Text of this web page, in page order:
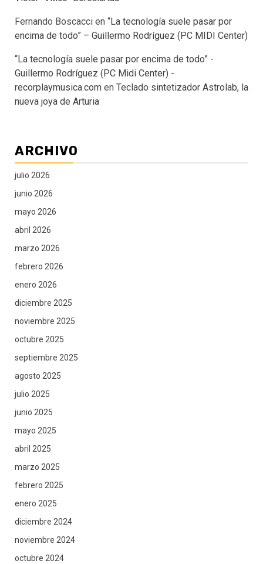
Fernando Boscacci en “La tecnología suele pasar por
encima de todo” – Guillermo Rodríguez (PC MIDI Center)
“La tecnología suele pasar por encima de todo” -
Guillermo Rodríguez (PC Midi Center) -
recorplaymusica.com en Teclado sintetizador Astrolab, la
nueva joya de Arturia
ARCHIVO
julio 2026
junio 2026
mayo 2026
abril 2026
marzo 2026
febrero 2026
enero 2026
diciembre 2025
noviembre 2025
octubre 2025
septiembre 2025
agosto 2025
julio 2025
junio 2025
mayo 2025
abril 2025
marzo 2025
febrero 2025
enero 2025
diciembre 2024
noviembre 2024
octubre 2024